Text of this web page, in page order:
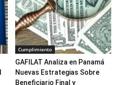
Cumplimiento
GAFILAT Analiza en Panamá
Nuevas Estrategias Sobre
Beneficiario Final y